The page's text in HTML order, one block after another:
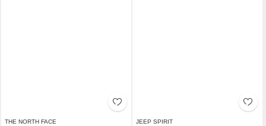
THE NORTH FACE JEEP SPIRIT